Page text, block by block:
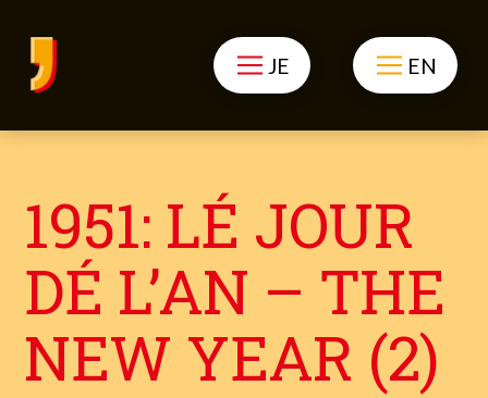
JE EN
1951: LÉ JOUR
DÉ L’AN – THE
NEW YEAR (2)